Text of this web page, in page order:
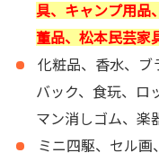
具、キャンプ用品
董品、松本民芸家
化粧品、香水、ブ
バック、食玩、ロ
マン消しゴム、楽
ミニ四駆、セル画